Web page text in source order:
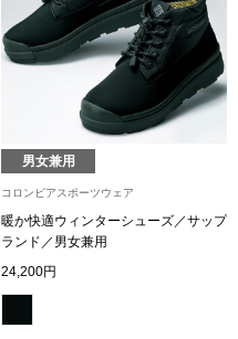
マフラー／ス
スカーフ／ス
ベルト
男女兼用
コロンビアスポーツウェア
暖か快適ウィンターシューズ／サップ
ランド／男女兼用
24,200円